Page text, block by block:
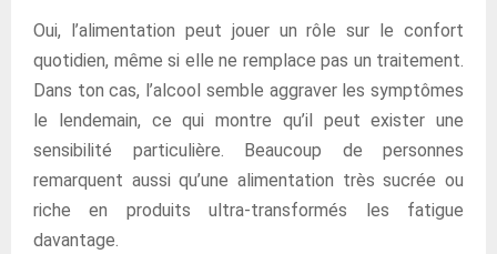
Oui, l’alimentation peut jouer un rôle sur le confort
quotidien, même si elle ne remplace pas un traitement.
Dans ton cas, l’alcool semble aggraver les symptômes
le lendemain, ce qui montre qu’il peut exister une
sensibilité particulière. Beaucoup de personnes
remarquent aussi qu’une alimentation très sucrée ou
riche en produits ultra-transformés les fatigue
davantage.